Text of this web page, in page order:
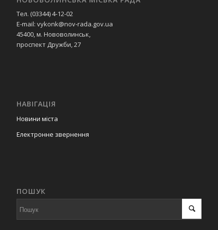
Тел. (03344) 4-12-02
E-mail: vykonk@nov-rada.gov.ua
45400, м. Нововолинськ,
проспект Дружби, 27
НАВІГАЦІЯ
Новини міста
Електронне звернення
ПОШУК